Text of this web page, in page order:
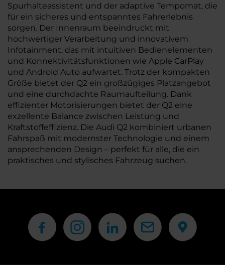
Spurhalteassistent und der adaptive Tempomat, die
für ein sicheres und entspanntes Fahrerlebnis
sorgen. Der Innenraum beeindruckt mit
hochwertiger Verarbeitung und innovativem
Infotainment, das mit intuitiven Bedienelementen
und Konnektivitätsfunktionen wie Apple CarPlay
und Android Auto aufwartet. Trotz der kompakten
Größe bietet der Q2 ein großzügiges Platzangebot
und eine durchdachte Raumaufteilung. Dank
effizienter Motorisierungen bietet der Q2 eine
exzellente Balance zwischen Leistung und
Kraftstoffeffizienz. Die Audi Q2 kombiniert urbanen
Fahrspaß mit modernster Technologie und einem
ansprechenden Design – perfekt für alle, die ein
praktisches und stylisches Fahrzeug suchen.